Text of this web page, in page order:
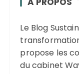
Le Blog
propose les
du cabinet